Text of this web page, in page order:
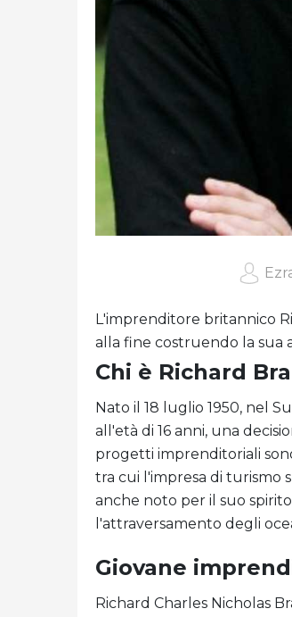
L'imprenditore britannico
alla fine costruendo la sua
Chi è Richard
Nato il 18 luglio 1950, nel
all'età di 16 anni, una
progetti imprenditoriali
tra cui l'impresa di turismo
anche noto per il suo
l'attraversamento degli
Giovane
Richard Charles Nicholas